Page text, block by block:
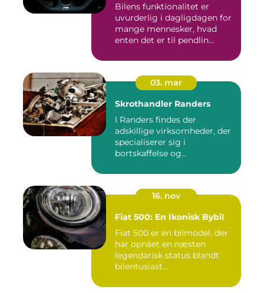
Bilens funktionalitet er
uvurderlig i dagligdagen for
mange mennesker, hvad
enten det er til pendlin...
03. mar
Skrothandler Randers
I Randers findes der
adskillige virksomheder, der
specialiserer sig i
bortskaffelse og
16. nov
Fiat 500: En Ikonisk Bybil
Fiat 500 er en bilmodel, der
har opnået en næsten
legendarisk status blandt
bilentusiast...